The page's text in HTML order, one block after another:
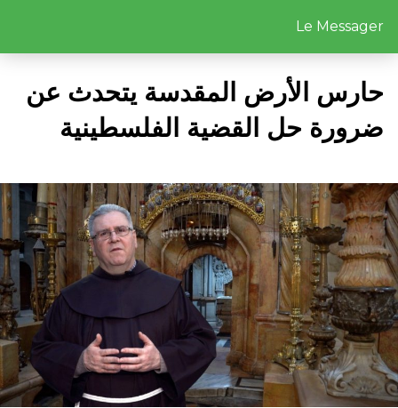
Le Messager
حارس الأرض المقدسة يتحدث عن
ضرورة حل القضية الفلسطينية